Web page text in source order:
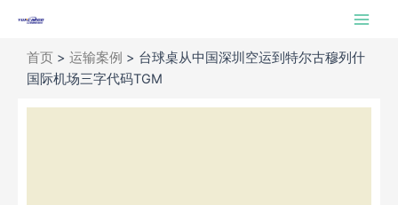
Main
首页 > 运输案例 > 台球桌从中国深圳空运到特尔古穆列什
国际机场三字代码TGM